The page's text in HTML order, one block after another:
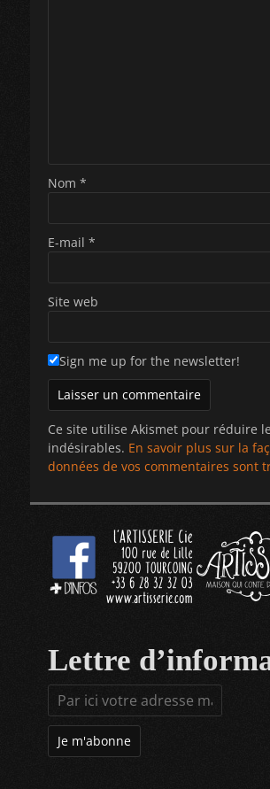
Nom *
E-mail *
Site web
Sign me up for the newsletter!
Ce site utilise Akismet pour réduire
indésirables. En savoir plus sur la
données de vos commentaires sont
Lettre